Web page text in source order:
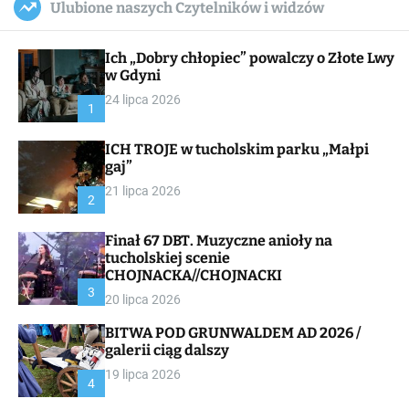
c
a
a
s
W
i
e
l
c
Ulubione naszych Czytelników i widzów
1
Ich „Dobry chłopiec” powalczy o Złote Lwy
w Gdyni
24 lipca 2026
2
ICH TROJE w tucholskim parku „Małpi
gaj”
21 lipca 2026
3
Finał 67 DBT. Muzyczne anioły na
tucholskiej scenie
CHOJNACKA//CHOJNACKI
20 lipca 2026
4
BITWA POD GRUNWALDEM AD 2026 /
galerii ciąg dalszy
19 lipca 2026